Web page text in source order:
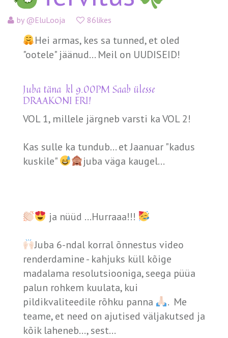
by @EluLooja 86likes
Hei armas, kes sa tunned, et oled
"ootele" jäänud... Meil on UUDISEID!
Juba täna kl 9.00PM Saab ülesse
DRAAKONI ERI!
VOL 1, millele järgneb varsti ka VOL 2!
Kas sulle ka tundub... et Jaanuar "kadus
kuskile"
juba väga kaugel...
ja nüüd ...Hurraaa!!!
Juba 6-ndal korral õnnestus video
renderdamine - kahjuks küll kõige
madalama resolutsiooniga, seega püüa
palun rohkem kuulata, kui
pildikvaliteedile rõhku panna
. Me
teame, et need on ajutised väljakutsed ja
kõik laheneb..., sest...